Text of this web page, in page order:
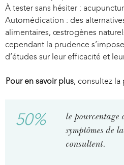
À tester sans hésiter :
Automédication : des
alimentaires, œstrogènes
cependant la prudence
d’études sur leur efficacité et
Pour en savoir plus, consultez la
50%
le pourcentage
symptômes de
consultent.